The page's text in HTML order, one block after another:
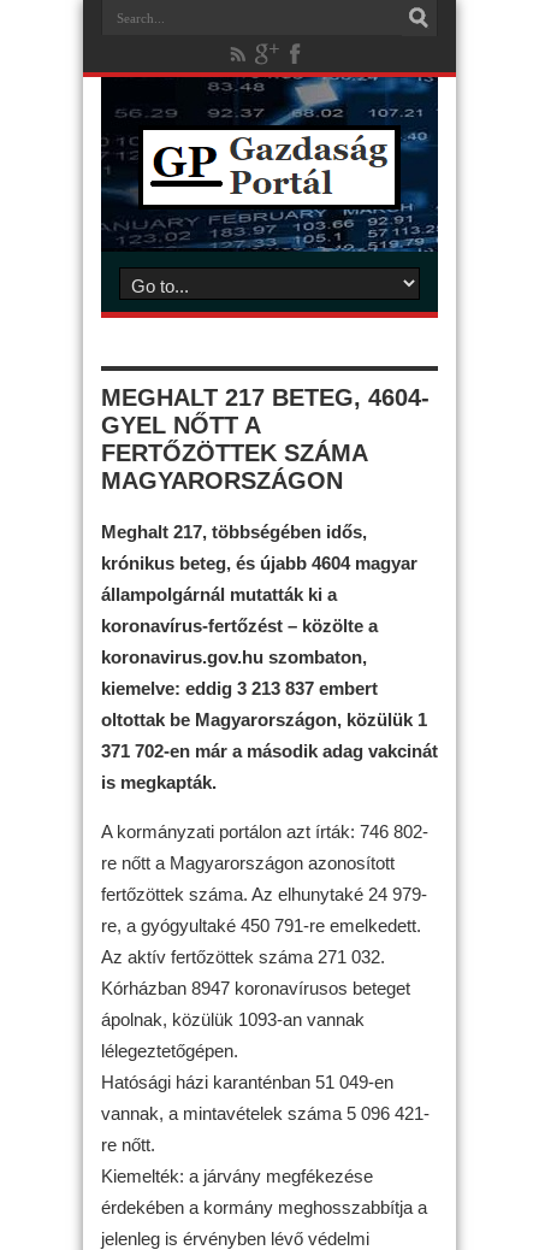
MEGHALT 217 BETEG, 4604-
GYEL NŐTT A
FERTŐZÖTTEK SZÁMA
MAGYARORSZÁGON
Meghalt 217, többségében idős,
krónikus beteg, és újabb 4604 magyar
állampolgárnál mutatták ki a
koronavírus-fertőzést – közölte a
koronavirus.gov.hu szombaton,
kiemelve: eddig 3 213 837 embert
oltottak be Magyarországon, közülük 1
371 702-en már a második adag vakcinát
is megkapták.
A kormányzati portálon azt írták: 746 802-
re nőtt a Magyarországon azonosított
fertőzöttek száma. Az elhunytaké 24 979-
re, a gyógyultaké 450 791-re emelkedett.
Az aktív fertőzöttek száma 271 032.
Kórházban 8947 koronavírusos beteget
ápolnak, közülük 1093-an vannak
lélegeztetőgépen.
Hatósági házi karanténban 51 049-en
vannak, a mintavételek száma 5 096 421-
re nőtt.
Kiemelték: a járvány megfékezése
érdekében a kormány meghosszabbítja a
jelenleg is érvényben lévő védelmi